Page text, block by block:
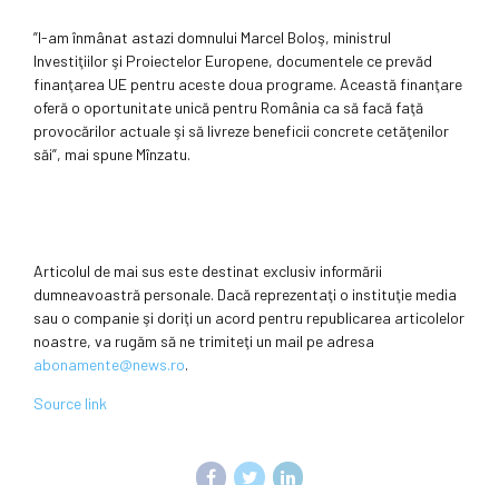
”I-am înmânat astazi domnului Marcel Boloş, ministrul
Investiţiilor şi Proiectelor Europene, documentele ce prevăd
finanţarea UE pentru aceste doua programe. Această finanţare
oferă o oportunitate unică pentru România ca să facă faţă
provocărilor actuale şi să livreze beneficii concrete cetăţenilor
săi”, mai spune Mînzatu.
Articolul de mai sus este destinat exclusiv informării
dumneavoastră personale. Dacă reprezentaţi o instituţie media
sau o companie şi doriţi un acord pentru republicarea articolelor
noastre, va rugăm să ne trimiteţi un mail pe adresa
abonamente@news.ro.
Source link